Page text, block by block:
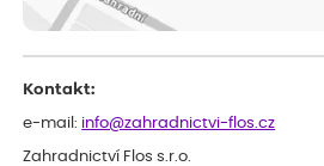
Kontakt:
e-mail: info@zahradnictvi-flos.cz
Zahradnictví Flos s.r.o.